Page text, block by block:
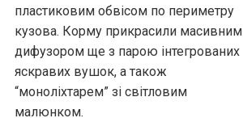
пластиковим обвісом по периметру
кузова. Корму прикрасили масивним
дифузором ще з парою інтегрованих
яскравих вушок, а також
“моноліхтарем” зі світловим
малюнком.